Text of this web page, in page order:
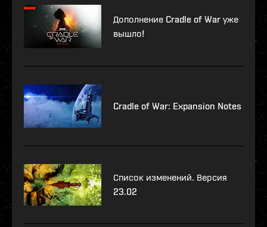
Дополнение Cradle of War уже
вышло!
Cradle of War: Expansion Notes
Список изменений. Версия
23.02